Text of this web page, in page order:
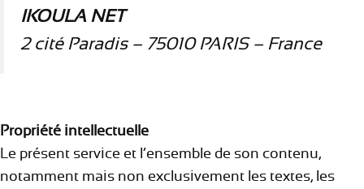
IKOULA NET
2 cité Paradis – 75010 PARIS – France
Propriété intellectuelle
Le présent service et l’ensemble de son contenu,
notamment mais non exclusivement les textes, les